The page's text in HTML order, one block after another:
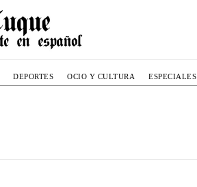
DEPORTES OCIO Y CULTURA ESPECIALES